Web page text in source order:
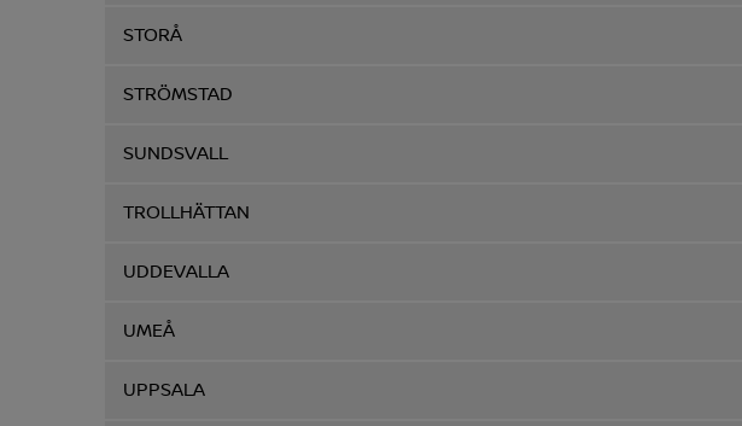
STORÅ
STRÖMSTAD
SUNDSVALL
TROLLHÄTTAN
UDDEVALLA
UMEÅ
UPPSALA